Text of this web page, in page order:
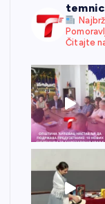
Čitajte